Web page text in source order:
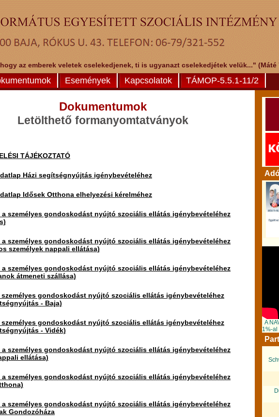
az emberek veletek cselekedjenek, ti is ugyanazt cselekedjétek velük..." (Máté
Események Kapcsolatok TÁMOP-5.5.1-11/2
Dokumentumok
Letölthető formanyomtatványok
TÁJÉKOZTATÓ
Házi segítségnyújtás igénybevételéhez
Idősek Otthona elhelyezési kérelméhez
a személyes gondoskodást nyújtó szociális ellátás igénybevételéhez
a személyes gondoskodást nyújtó szociális ellátás igénybevételéhez
személyek nappali ellátása)
a személyes gondoskodást nyújtó szociális ellátás igénybevételéhez
átmeneti szállása)
személyes gondoskodást nyújtó szociális ellátás igénybevételéhez
- Baja)
személyes gondoskodást nyújtó szociális ellátás igénybevételéhez
- Vidék)
a személyes gondoskodást nyújtó szociális ellátás igénybevételéhez
ellátása)
a személyes gondoskodást nyújtó szociális ellátás igénybevételéhez
a személyes gondoskodást nyújtó szociális ellátás igénybevételéhez
Gondozóháza
A
1%-al